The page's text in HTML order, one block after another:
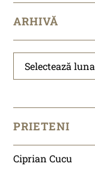
ARHIVĂ
Arhivă
PRIETENI
Ciprian Cucu